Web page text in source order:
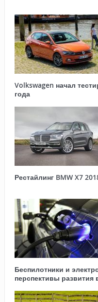
Volkswagen начал
года
Рестайлинг BMW X7
Беспилотники и
перспективы развития